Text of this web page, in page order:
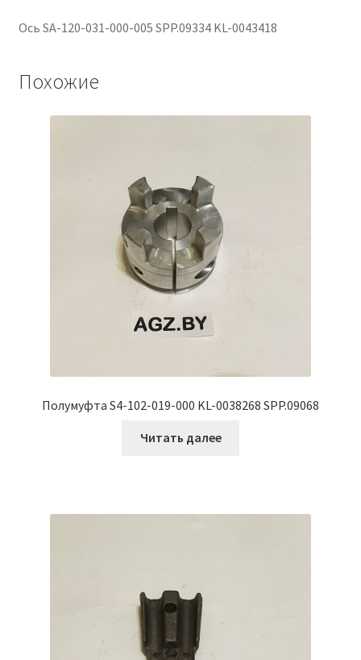
Ось SA-120-031-000-005 SPP.09334 KL-0043418
Похожие
Полумуфта S4-102-019-000 KL-0038268 SPP.09068
Читать далее